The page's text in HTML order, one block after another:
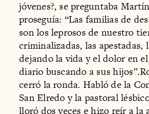
jóvenes?, se preguntaba
proseguía: “Las familias de
son los leprosos de nuestro
criminalizadas, las apestadas,
dejando la vida y el dolor en
diario buscando a sus
cerró la ronda. Habló de la
San Elredo y la pastoral
lloró dos veces e hizo reír a la